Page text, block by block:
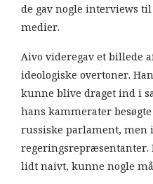
de gav nogle interviews
medier.
Aivo videregav et billede
ideologiske overtoner.
kunne blive draget ind i
hans kammerater
russiske parlament, men
regeringsrepræsentanter.
lidt naivt, kunne nogle